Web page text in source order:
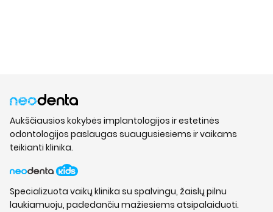
Aukščiausios kokybės implantologijos ir estetinės
odontologijos paslaugas suaugusiesiems ir vaikams
teikianti klinika.
Specializuota vaikų klinika su spalvingu, žaislų pilnu
laukiamuoju, padedančiu mažiesiems atsipalaiduoti.